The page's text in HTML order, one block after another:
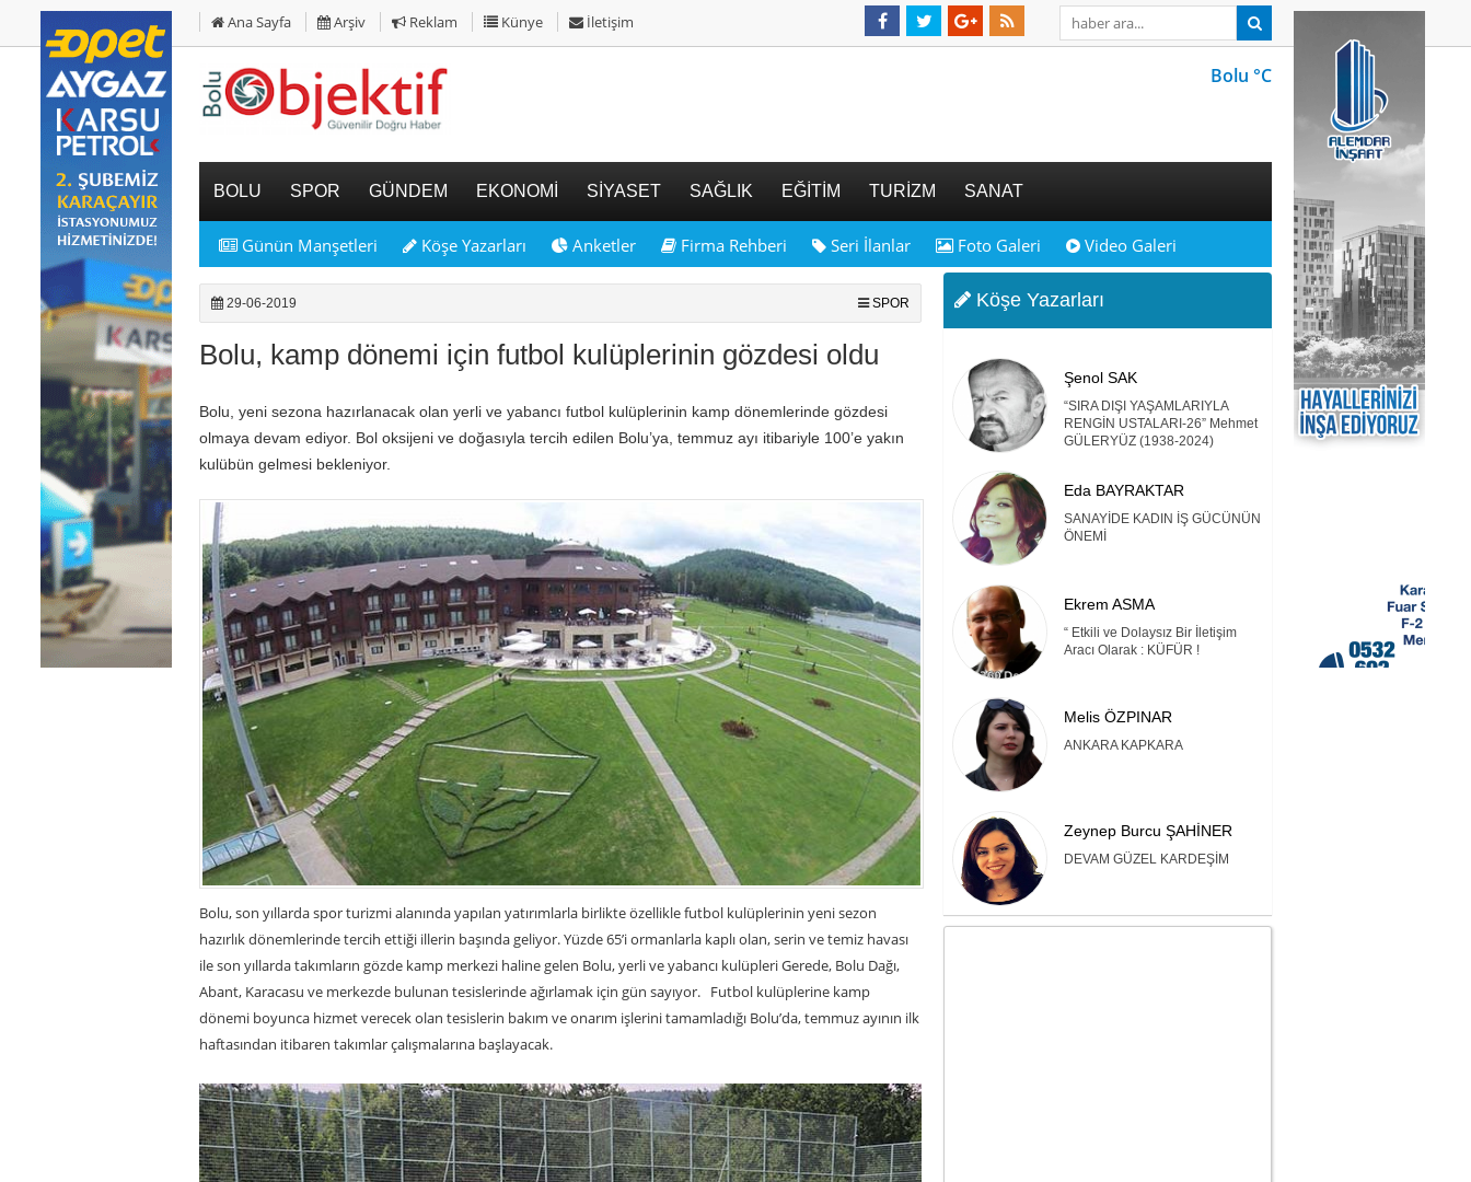
Ana Sayfa Arşiv Reklam Künye İletişim
Bolu °C
BOLU SPOR GÜNDEM EKONOMİ SİYASET SAĞLIK EĞİTİM TURİZM SANAT
Günün Manşetleri Köşe Yazarları Anketler Firma Rehberi Seri İlanlar Foto Galeri Video Galeri
29-06-2019 SPOR
Bolu, kamp dönemi için futbol kulüplerinin gözdesi oldu
Bolu, yeni sezona hazırlanacak olan yerli ve yabancı futbol kulüplerinin kamp dönemlerinde gözdesi
olmaya devam ediyor. Bol oksijeni ve doğasıyla tercih edilen Bolu’ya, temmuz ayı itibariyle 100’e yakın
kulübün gelmesi bekleniyor.
Bolu, son yıllarda spor turizmi alanında yapılan yatırımlarla birlikte özellikle futbol kulüplerinin yeni sezon
hazırlık dönemlerinde tercih ettiği illerin başında geliyor. Yüzde 65’i ormanlarla kaplı olan, serin ve temiz havası
ile son yıllarda takımların gözde kamp merkezi haline gelen Bolu, yerli ve yabancı kulüpleri Gerede, Bolu Dağı,
Abant, Karacasu ve merkezde bulunan tesislerinde ağırlamak için gün sayıyor. Futbol kulüplerine kamp
dönemi boyunca hizmet verecek olan tesislerin bakım ve onarım işlerini tamamladığı Bolu’da, temmuz ayının ilk
haftasından itibaren takımlar çalışmalarına başlayacak.
Köşe Yazarları
Şenol SAK
“SIRA DIŞI YAŞAMLARIYLA
RENGİN USTALARI-26” Mehmet
GÜLERYÜZ (1938-2024)
Eda BAYRAKTAR
SANAYİDE KADIN İŞ GÜCÜNÜN
ÖNEMİ
Ekrem ASMA
“ Etkili ve Dolaysız Bir İletişim
Aracı Olarak : KÜFÜR !
Melis ÖZPINAR
ANKARA KAPKARA
Zeynep Burcu ŞAHİNER
DEVAM GÜZEL KARDEŞİM